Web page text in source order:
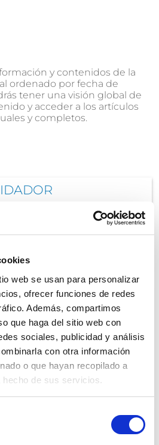
web se usan para personalizar
ofrecer funciones de redes
Además, compartimos
que haga del sitio web con
sociales, publicidad y análisis
con otra información
o que hayan recopilado a
de sus servicios.
y contenidos de la
ordenado por fecha de
tener una visión global de
y acceder a los artículos
y completos.
vídeo, Felisa Gálvez,
en Enfermería Familiar y...
de conducta y crisis
persona dependiente es
por aguas
Saber más
cuidador que eres estás